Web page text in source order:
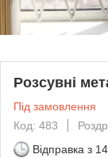
Розсувні
Під замовлення
Код: 483
Відправка з